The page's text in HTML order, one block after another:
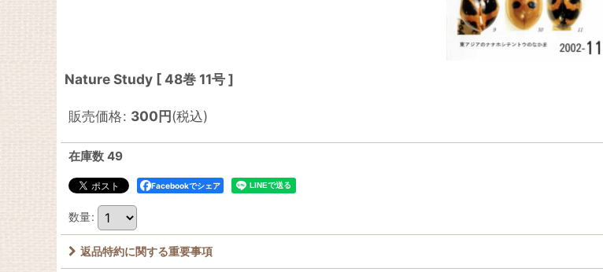
Nature Study [ 48巻 11号 ]
販売価格: 300円(税込)
在庫数 49
Facebookでシェア
数量:
返品特約に関する重要事項